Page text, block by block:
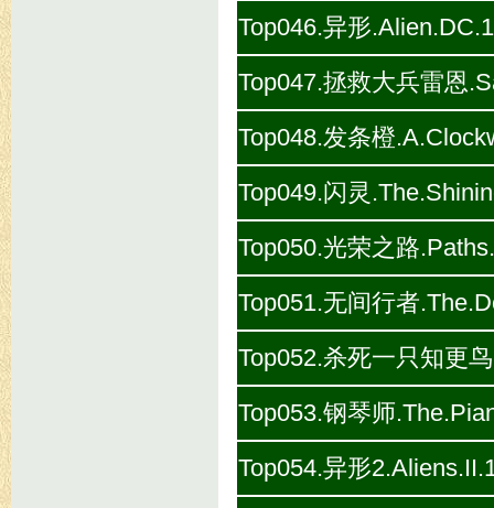
Top046.异形
Top047.拯救大兵雷恩
Top048.发条橙
Top049.闪灵
Top050.光荣之路
Top051.无间行者
Top052.杀死一只知更
Top053.钢琴师
Top054.异形